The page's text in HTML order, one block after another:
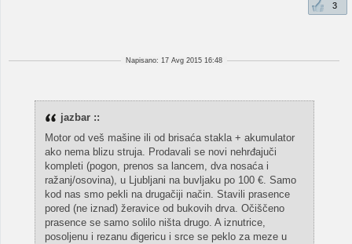
3
Napisano: 17 Avg 2015 16:48
jazbar ::
Motor od veš mašine ili od brisaća stakla + akumulator
ako nema blizu struja. Prodavali se novi nehrđajuči
kompleti (pogon, prenos sa lancem, dva nosaća i
ražanj/osovina), u Ljubljani na buvljaku po 100 €. Samo
kod nas smo pekli na drugačiji način. Stavili prasence
pored (ne iznad) žeravice od bukovih drva. Očiščeno
prasence se samo solilo ništa drugo. A iznutrice,
posoljenu i rezanu đigericu i srce se peklo za meze u